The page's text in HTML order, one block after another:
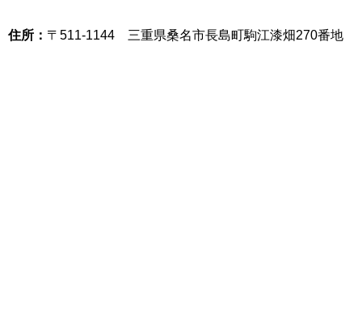
住所： 〒511-1144 三重県桑名市長島町駒江漆畑270番地